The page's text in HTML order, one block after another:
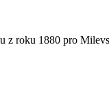
z roku 1880 pro